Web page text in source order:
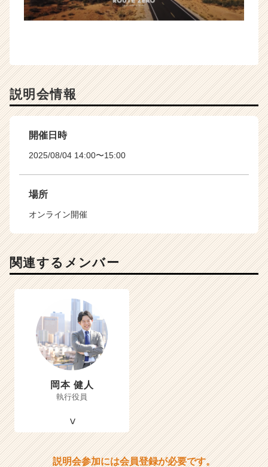
説明会情報
開催日時
2025/08/04 14:00〜15:00
場所
オンライン開催
関連するメンバー
岡本 健人
執行役員
説明会参加には会員登録が必要です。